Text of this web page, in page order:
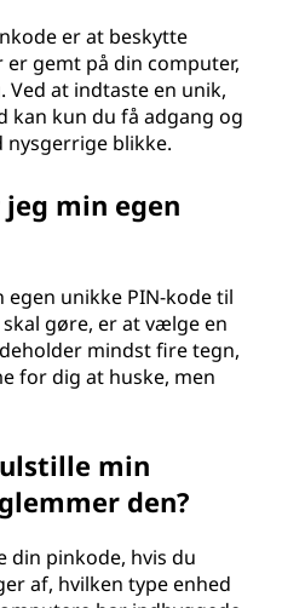
er at beskytte
gemt på din computer,
at indtaste en unik,
kan kun du få adgang og
nysgerrige blikke.
min egen
unikke PIN-kode til
gøre, er at vælge en
mindst fire tegn,
for dig at huske, men
min
den?
din pinkode, hvis du
af, hvilken type enhed